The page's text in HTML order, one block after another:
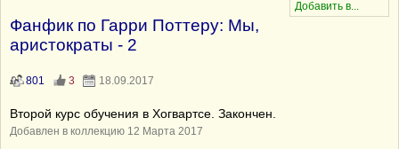
Фанфик по Гарри Поттеру: Мы,
аристократы - 2
801 3 18.09.2017
Второй курс обучения в Хогвартсе. Закончен.
Добавлен в коллекцию 12 Марта 2017